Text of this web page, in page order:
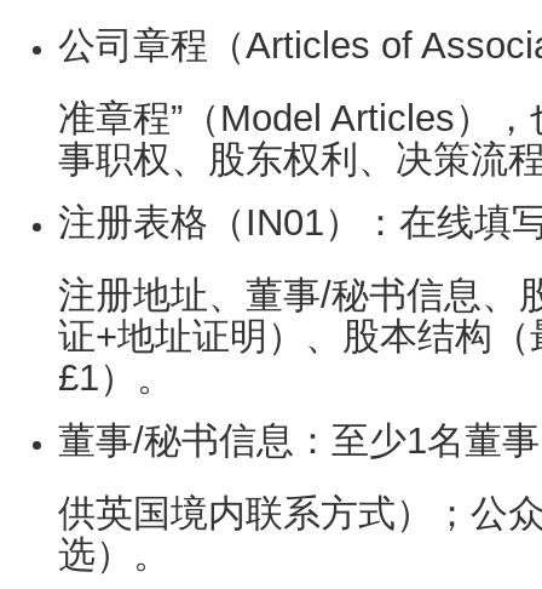
公司章程（Articles of
准章程”（Model Articles）
事职权、股东权利、决策流
注册表格（IN01） ：在线填
注册地址、董事/秘书信息、
证+地址证明）、股本结构
£1）。
董事/秘书信息 ：至少1名董
供英国境内联系方式）；公
选）。